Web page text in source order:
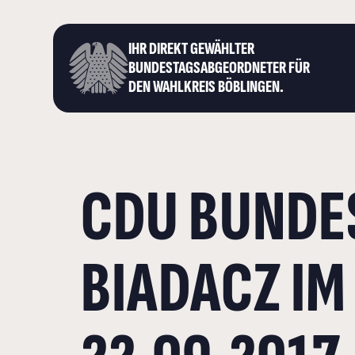
IHR DIREKT GEWÄHLTER
BUNDESTAGS­ABGEORDNETER FÜR
DEN WAHLKREIS BÖBLINGEN.
CDU
BIADACZ